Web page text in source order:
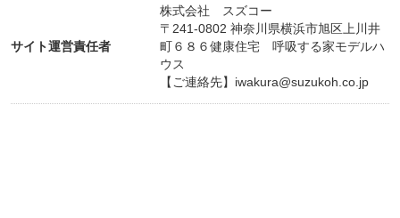
一年を通して過ごしやすく、省エネで暮らすことが
出来、光熱費を大幅に削減出来て
サイト運営責任者
株式会社 スズコー
〒241-0802 神奈川県横浜市旭区上川井
町６８６健康住宅 呼吸する家モデルハ
ウス
【ご連絡先】 iwakura@suzukoh.co.jp